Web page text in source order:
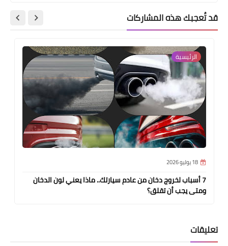
قد تُعجبك هذه المشاركات
الرئيسية
18 يوليو 2026
7 أسباب لخروج دخان من عادم سيارتك.. ماذا يعني لون الدخان
ومتى يجب أن تقلق؟
تعليقات